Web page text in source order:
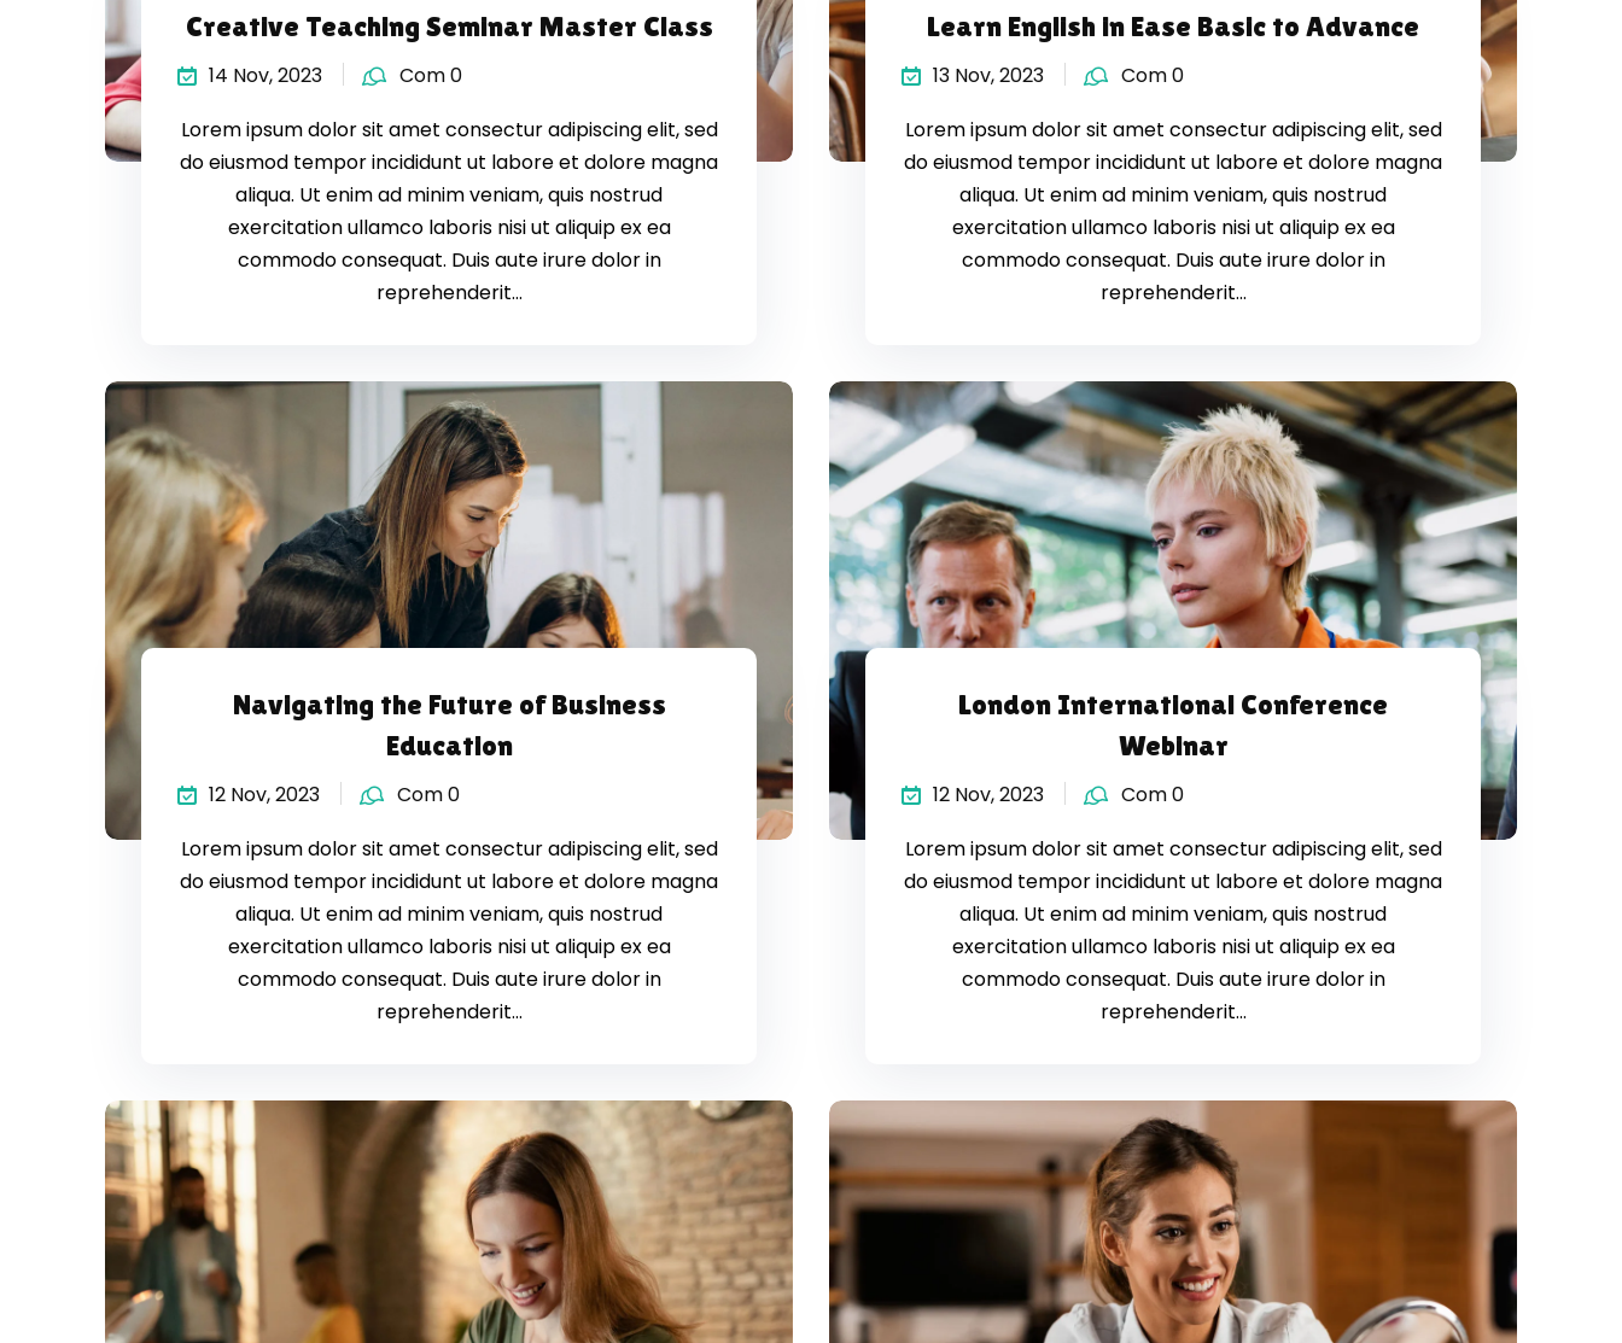
Creative Teaching Seminar Master Class
14 Nov, 2023
Com 0
Lorem ipsum dolor sit amet consectur adipiscing elit, sed
do eiusmod tempor incididunt ut labore et dolore magna
aliqua. Ut enim ad minim veniam, quis nostrud
exercitation ullamco laboris nisi ut aliquip ex ea
commodo consequat. Duis aute irure dolor in
reprehenderit...
Learn English in Ease Basic to Advance
13 Nov, 2023
Com 0
Lorem ipsum dolor sit amet consectur adipiscing elit, sed
do eiusmod tempor incididunt ut labore et dolore magna
aliqua. Ut enim ad minim veniam, quis nostrud
exercitation ullamco laboris nisi ut aliquip ex ea
commodo consequat. Duis aute irure dolor in
reprehenderit...
Navigating the Future of Business
Education
12 Nov, 2023
Com 0
Lorem ipsum dolor sit amet consectur adipiscing elit, sed
do eiusmod tempor incididunt ut labore et dolore magna
aliqua. Ut enim ad minim veniam, quis nostrud
exercitation ullamco laboris nisi ut aliquip ex ea
commodo consequat. Duis aute irure dolor in
reprehenderit...
London International Conference
Webinar
12 Nov, 2023
Com 0
Lorem ipsum dolor sit amet consectur adipiscing elit, sed
do eiusmod tempor incididunt ut labore et dolore magna
aliqua. Ut enim ad minim veniam, quis nostrud
exercitation ullamco laboris nisi ut aliquip ex ea
commodo consequat. Duis aute irure dolor in
reprehenderit...